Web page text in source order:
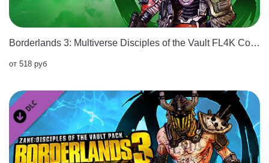
Borderlands 3: Multiverse Disciples of the Vault FL4K Cosmetic Pack
от 518 руб